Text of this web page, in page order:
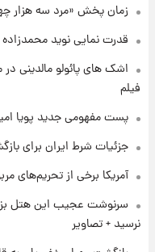
۱ روز پیش
۱۲۹۰ شمسی
زمان پخش «مرد سه هزار
قدرت نمایی نوید
اشک های پائولو مالدینی
فیلم
پست مفهومی جدید پویا
جزئیات شرط ایران برای
آمریکا برخی از تحریم‌های
سرنوشت عجیب این هتل
نرسید + تصاویر